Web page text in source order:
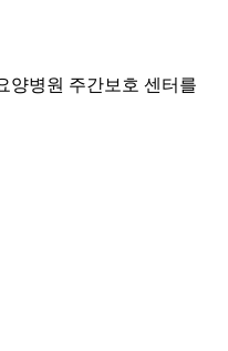
양병원 주간보호 센터를